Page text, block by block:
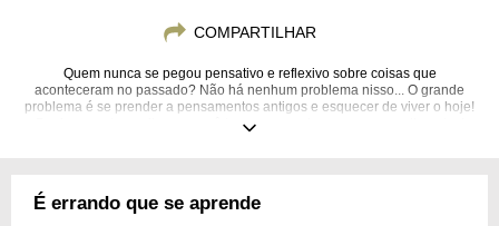
COMPARTILHAR
Quem nunca se pegou pensativo e reflexivo sobre coisas que
aconteceram no passado? Não há nenhum problema nisso... O grande
problema é se prender a pensamentos antigos e esquecer de viver o hoje!
Por isso, curta aquilo que você tem agora e viva sem arrependimentos!
É errando que se aprende